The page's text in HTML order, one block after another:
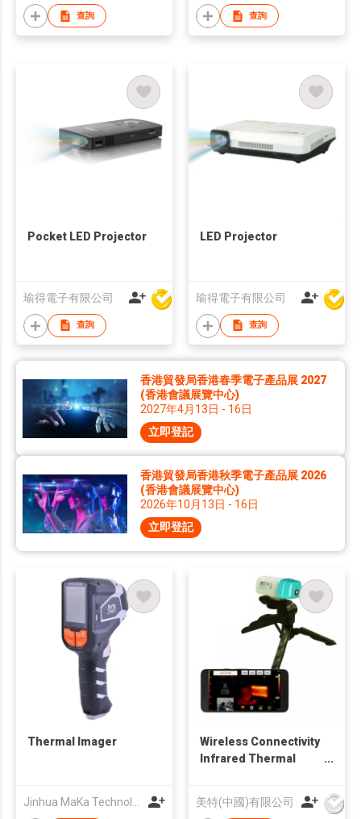
查詢 查詢
Pocket LED Projector
瑜得電子有限公司
查詢
LED Projector
瑜得電子有限公司
查詢
香港貿發局香港春季電子產品展 2027
(香港會議展覽中心)
2027年4月13日 - 16日
立即登記
香港貿發局香港秋季電子產品展 2026
(香港會議展覽中心)
2026年10月13日 - 16日
立即登記
Thermal Imager
Wireless Connectivity
Infrared Thermal
美特(中國)有限公司